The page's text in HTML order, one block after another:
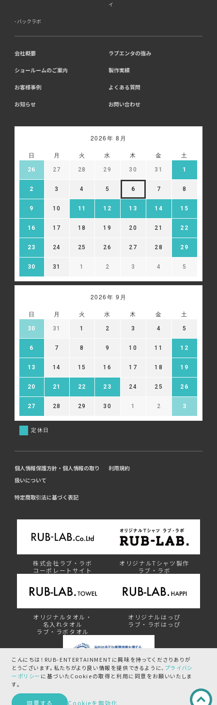
こんにちは！RUB-ENTERTAINMENTに興味を持ってくださりありが
とうございます。 私たちがより良い情報を提供できるように、 プライバシ
ーポリシー に基づいたCookieの取得と利用に同意をお願いいたしま
す。
同意する Cookieを無効化
イ
バックラボ
会社概要 ラブエンタの強み
ショールームのご案内 製作実績
お客様事例 よくある質問
お知らせ お問い合わせ
2026年 8月
日 月 火 水 木 金 土
26 27 28 29 30 31 1
2 3 4 5 6 7 8
9 10 11 12 13 14 15
16 17 18 19 20 21 22
23 24 25 26 27 28 29
30 31 1 2 3 4 5
2026年 9月
日 月 火 水 木 金 土
30 31 1 2 3 4 5
6 7 8 9 10 11 12
13 14 15 16 17 18 19
20 21 22 23 24 25 26
27 28 29 30 1 2 3
定休日
個人情報保護方針・個人情報の取り
扱いについて
利用規約
特定商取引法に基づく表記
株式会社ラブ・ラボ
コーポレートサイト
オリジナルTシャツ製作
ラブ・ラボ
オリジナルタオル・
名入れタオル
ラブ・ラボタオル
オリジナルはっぴ
ラブ・ラボはっぴ
プライバシーマーク制度